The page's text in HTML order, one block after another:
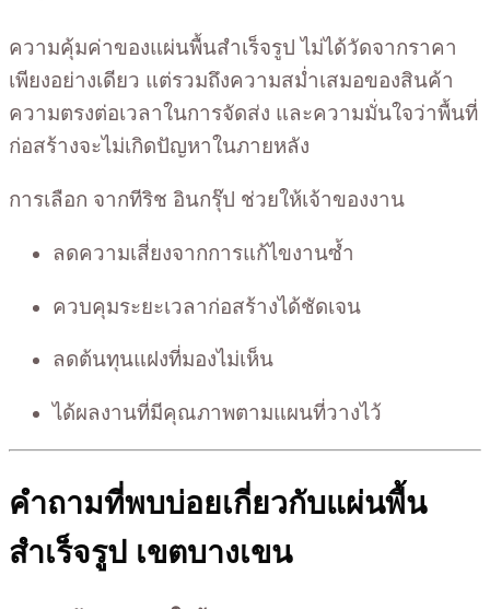
ความคุ้มค่าของแผ่นพื้นสำเร็จรูป ไม่ได้วัดจากราคา
เพียงอย่างเดียว แต่รวมถึงความสม่ำเสมอของสินค้า
ความตรงต่อเวลาในการจัดส่ง และความมั่นใจว่าพื้นที่
ก่อสร้างจะไม่เกิดปัญหาในภายหลัง
การเลือก จากทีริช อินกรุ๊ป ช่วยให้เจ้าของงาน
ลดความเสี่ยงจากการแก้ไขงานซ้ำ
ควบคุมระยะเวลาก่อสร้างได้ชัดเจน
ลดต้นทุนแฝงที่มองไม่เห็น
ได้ผลงานที่มีคุณภาพตามแผนที่วางไว้
คำถามที่พบบ่อยเกี่ยวกับแผ่นพื้น
สำเร็จรูป เขตบางเขน